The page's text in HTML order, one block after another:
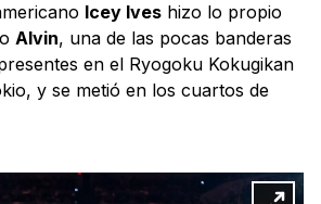
Icey Ives hizo lo propio
Alvin, una de las pocas banderas
en el Ryogoku Kokugikan
y se metió en los cuartos de